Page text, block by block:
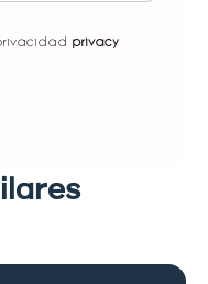
privacy